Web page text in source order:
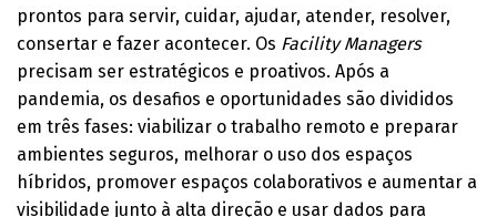
prontos para servir, cuidar, ajudar, atender, resolver,
consertar e fazer acontecer. Os Facility Managers
precisam ser estratégicos e proativos. Após a
pandemia, os desafios e oportunidades são divididos
em três fases: viabilizar o trabalho remoto e preparar
ambientes seguros, melhorar o uso dos espaços
híbridos, promover espaços colaborativos e aumentar a
visibilidade junto à alta direção e usar dados para